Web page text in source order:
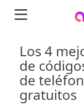
Los 4
de
de
gratuitos